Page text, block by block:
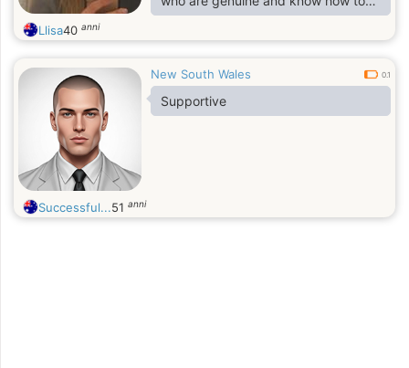
enjoy life. Looking for someone who
can make me smile and build a real
Llisa40 anni
New South Wales 0.1
Supportive
Successful...51 anni